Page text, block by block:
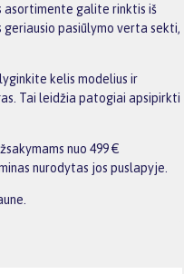
asortimente galite rinktis iš
pasiūlymo verta sekti,
kelis modelius ir
Tai leidžia patogiai apsipirkti
nuo 499 €
nurodytas jos puslapyje.